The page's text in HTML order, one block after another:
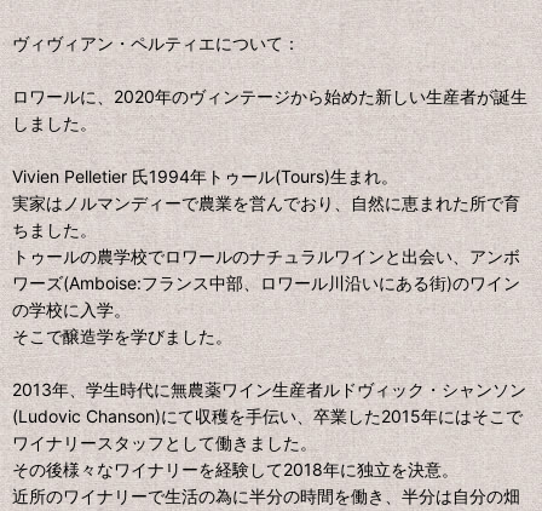
ヴィヴィアン・ペルティエについて：
ロワールに、2020年のヴィンテージから始めた新しい生産者が誕生
しました。
Vivien Pelletier 氏1994年トゥール(Tours)生まれ。
実家はノルマンディーで農業を営んでおり、自然に恵まれた所で育
ちました。
トゥールの農学校でロワールのナチュラルワインと出会い、アンボ
ワーズ(Amboise:フランス中部、ロワール川沿いにある街)のワイン
の学校に入学。
そこで醸造学を学びました。
2013年、学生時代に無農薬ワイン生産者ルドヴィック・シャンソン
(Ludovic Chanson)にて収穫を手伝い、卒業した2015年にはそこで
ワイナリースタッフとして働きました。
その後様々なワイナリーを経験して2018年に独立を決意。
近所のワイナリーで生活の為に半分の時間を働き、半分は自分の畑